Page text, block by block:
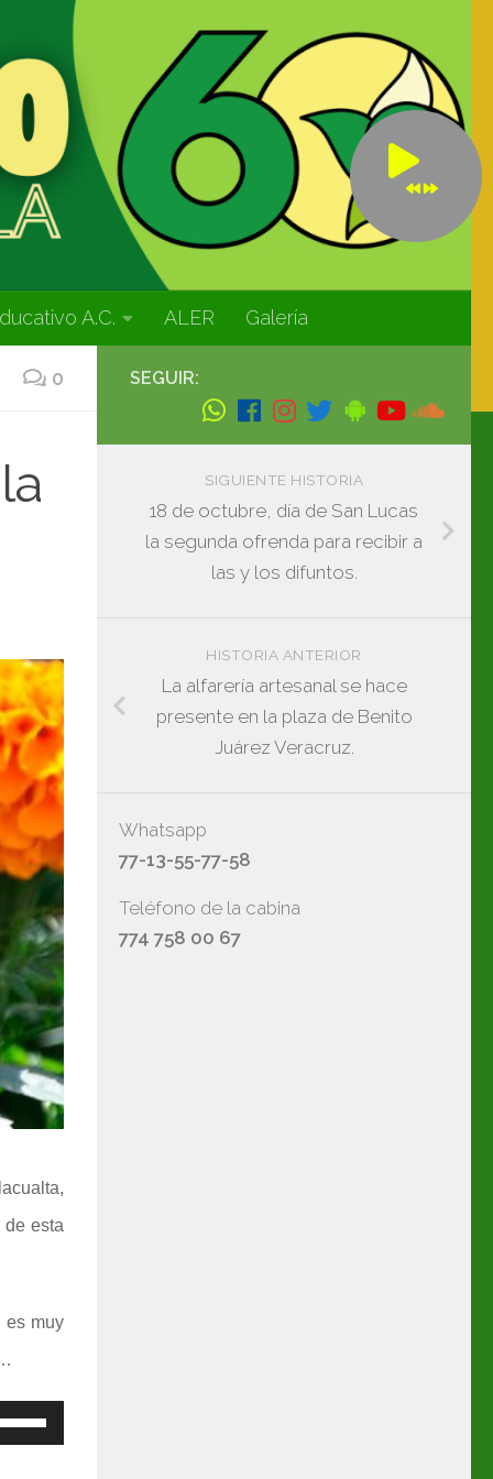
A.C. ALER Galería
0
esta
es muy
SEGUIR:
SIGUIENTE HISTORIA
18 de octubre, día de San Lucas
la segunda ofrenda para recibir a
las y los difuntos.
HISTORIA ANTERIOR
La alfarería artesanal se hace
presente en la plaza de Benito
Juárez Veracruz.
Whatsapp
77-13-55-77-58
Teléfono de la cabina
774 758 00 67